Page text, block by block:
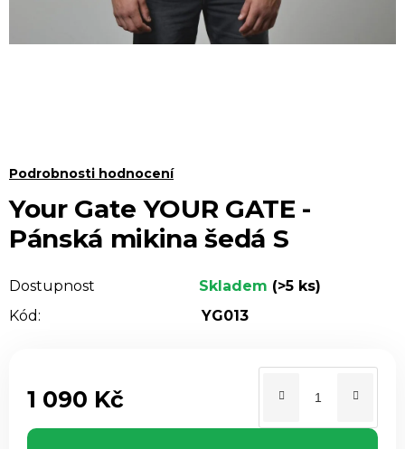
Your Gate YOUR GATE -
Pánská mikina šedá S
Průměrné
hodnocení
produktu
je
z 5
hvězdiček.
Podrobnosti hodnocení
Dostupnost Skladem (>5 ks)
Kód:
YG013
1 090 Kč
Měrná cena: